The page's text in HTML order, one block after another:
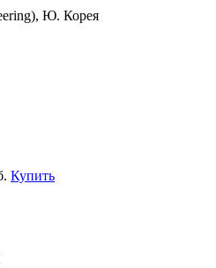
Ю. Корея
Купить